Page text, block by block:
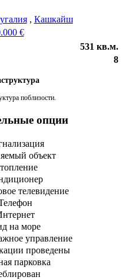
, Кашкайш
€
531 кв.м.
8
поблизости.
опции
объект
телевидение
на море
управление
проведены
парковка